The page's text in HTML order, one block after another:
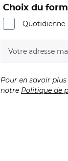
Choix du
Quotidienne
Votre adresse
Pour en savoir
notre Politique de